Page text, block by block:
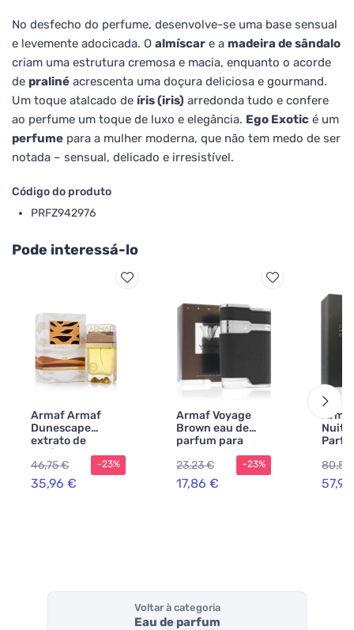
No desfecho do perfume, desenvolve-se uma base sensual
e levemente adocicada. O almíscar e a madeira de sândalo
criam uma estrutura cremosa e macia, enquanto o acorde
de praliné acrescenta uma doçura deliciosa e gourmand.
Um toque atalcado de íris (iris) arredonda tudo e confere
ao perfume um toque de luxo e elegância. Ego Exotic é um
perfume para a mulher moderna, que não tem medo de ser
notada – sensual, delicado e irresistível.
Código do produto
PRFZ942976
Pode interessá-lo
Armaf Armaf
Dunescape
extrato de
perfume
unissexo
46,75 €
35,96 €
-23%
Armaf Voyage
Brown eau de
parfum para
homens 100 ml
23,23 €
17,86 €
-23%
Nuit
80,54
Voltar à categoria
Eau de parfum